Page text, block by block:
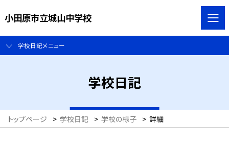
小田原市立城山中学校
学校日記メニュー
学校日記
トップページ > 学校日記 > 学校の様子 > 詳細